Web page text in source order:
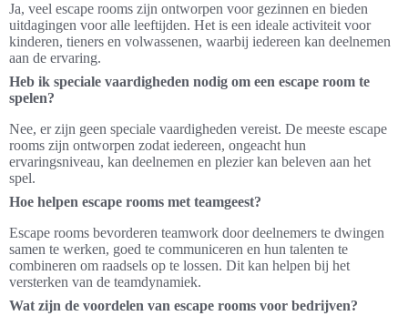
Ja, veel escape rooms zijn ontworpen voor gezinnen en bieden
uitdagingen voor alle leeftijden. Het is een ideale activiteit voor
kinderen, tieners en volwassenen, waarbij iedereen kan deelnemen
aan de ervaring.
Heb ik speciale vaardigheden nodig om een escape room te
spelen?
Nee, er zijn geen speciale vaardigheden vereist. De meeste escape
rooms zijn ontworpen zodat iedereen, ongeacht hun
ervaringsniveau, kan deelnemen en plezier kan beleven aan het
spel.
Hoe helpen escape rooms met teamgeest?
Escape rooms bevorderen teamwork door deelnemers te dwingen
samen te werken, goed te communiceren en hun talenten te
combineren om raadsels op te lossen. Dit kan helpen bij het
versterken van de teamdynamiek.
Wat zijn de voordelen van escape rooms voor bedrijven?